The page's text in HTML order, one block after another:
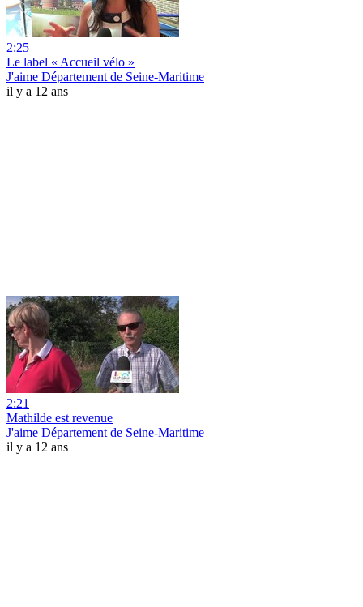
2:25
Le label « Accueil vélo »
J'aime Département de Seine-Maritime
il y a 12 ans
2:21
Mathilde est revenue
J'aime Département de Seine-Maritime
il y a 12 ans